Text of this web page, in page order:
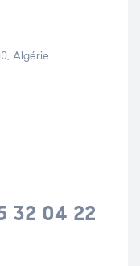
Algérie.
32 04 22